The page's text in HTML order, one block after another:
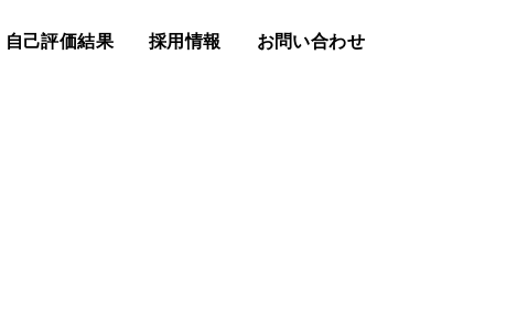
自己評価結果 採用情報 お問い合わせ